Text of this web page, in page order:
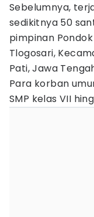
Sebelumnya,
sedikitnya 50
pimpinan
Tlogosari,
Pati, Jawa
Para korban
SMP kelas VII